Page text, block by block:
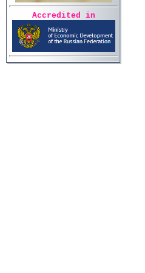
Accredited in